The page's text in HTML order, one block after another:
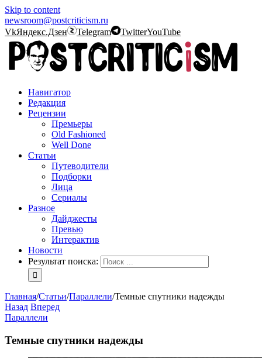
Skip to content
newsroom@postcriticism.ru
VkЯндекс.Дзен Telegram TwitterYouTube
Навигатор
Редакция
Рецензии
Премьеры
Old Fashioned
Well Done
Статьи
Путеводители
Подборки
Лица
Сериалы
Разное
Дайджесты
Превью
Интерактив
Новости
Результат поиска:
Главная/Статьи/Параллели/Темные спутники надежды
Назад Вперед
Параллели
Темные спутники надежды